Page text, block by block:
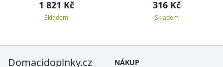
1 821 Kč
Skladem
316 Kč
Skladem
Domacidoplnky.cz
NÁKUP